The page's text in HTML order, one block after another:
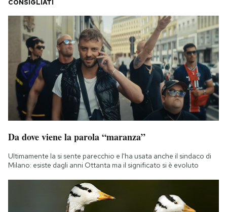
CONSIGLIATI
Da dove viene la parola “maranza”
Ultimamente la si sente parecchio e l'ha usata anche il sindaco di
Milano: esiste dagli anni Ottanta ma il significato si è evoluto